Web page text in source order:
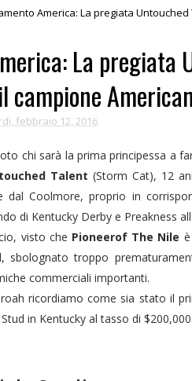
America: La pregiata
La pregiata
campione
febbraio 12, 2016
chi sarà la prima principessa a
Talent (Storm Cat), 12
dal Coolmore, proprio in
di Kentucky Derby e Preakness
visto che Pioneerof The Nile
sbolognato troppo
commerciali importanti.
ricordiamo come sia stato il
in Kentucky al tasso di $200,000.